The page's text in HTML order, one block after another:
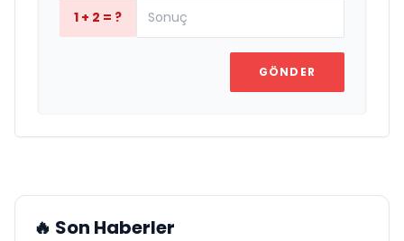
1 + 2 = ?
GÖNDER
🔥 Son Haberler